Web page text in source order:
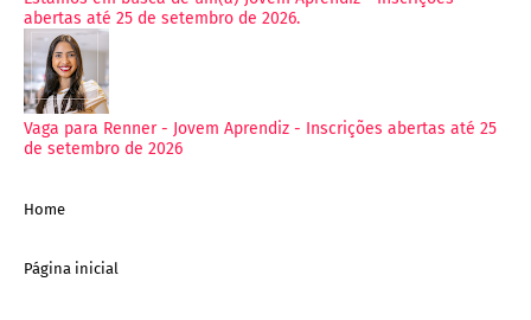
abertas até 25 de setembro de 2026.
Vaga para Renner - Jovem Aprendiz - Inscrições abertas até 25
de setembro de 2026
Home
Página inicial